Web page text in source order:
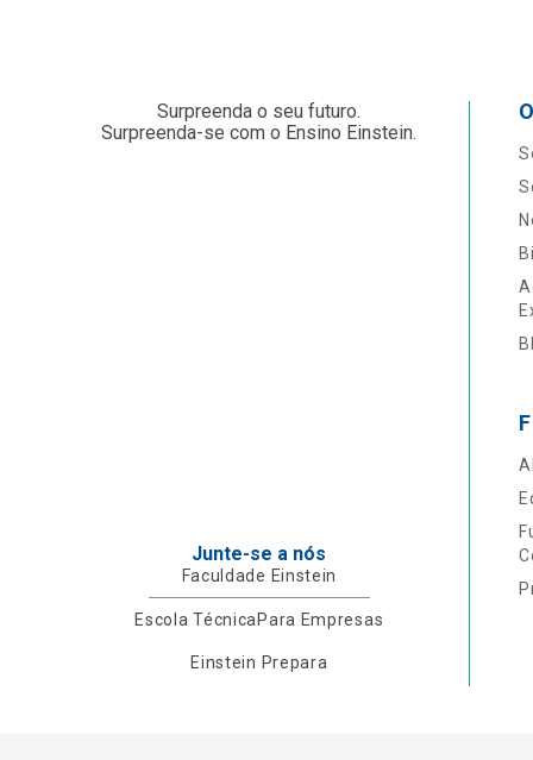
Surpreenda o seu futuro.
Surpreenda-se com o Ensino Einstein.
Junte-se a nós
Faculdade Einstein
Escola TécnicaPara Empresas
Einstein Prepara